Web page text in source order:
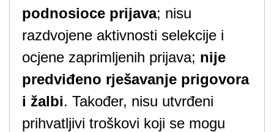
podnosioce prijava; nisu
razdvojene aktivnosti selekcije i
ocjene zaprimljenih prijava; nije
predviđeno rješavanje prigovora
i žalbi. Također, nisu utvrđeni
prihvatljivi troškovi koji se mogu